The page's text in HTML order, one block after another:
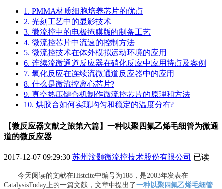
1. PMMA材质细胞培养芯片的优点
2. 光刻工艺中的显影技术
3. 微流控中的电极掩膜版的制备工艺
4. 微流控芯片中流速的控制方法
5. 微流控技术在体外模拟运动环境的应用
6. 连续流微通道反应器在硝化反应中应用特点及案例
7. 氧化反应在连续流微通道反应器中的应用
8. 什么是微流控离心芯片?
9. 真空热压键合机制作微流控芯片的原理和方法
10. 烘胶台如何实现均匀和稳定的温度分布?
【微反应器文献之旅第六篇】一种以聚四氟乙烯毛细管为微通
道的微反应器
2017-12-07 09:29:30 苏州汶颢微流控技术股份有限公司 已读
今天阅读的文献在Histcite中编号为188，是2003年发表在
CatalysisToday上的一篇文献，文章中提出了一种以聚四氟乙烯毛细管